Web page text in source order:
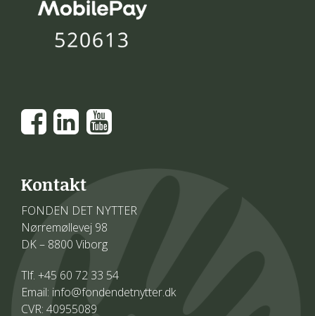
Kontakt
FONDEN DET NYTTER
Nørremøllevej 98
DK – 8800 Viborg
Tlf. +45 60 72 33 54
Email: info@fondendetnytter.dk
CVR: 40955089